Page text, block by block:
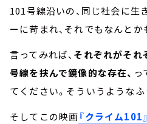
101号線沿いの、同じ社会に生
ーに苛まれ、それでもなんとか
言ってみれば、 それぞれがそれ
号線を挟んで鏡像的な存在、
てください。そういうような
そしてこの映画『クライム101』